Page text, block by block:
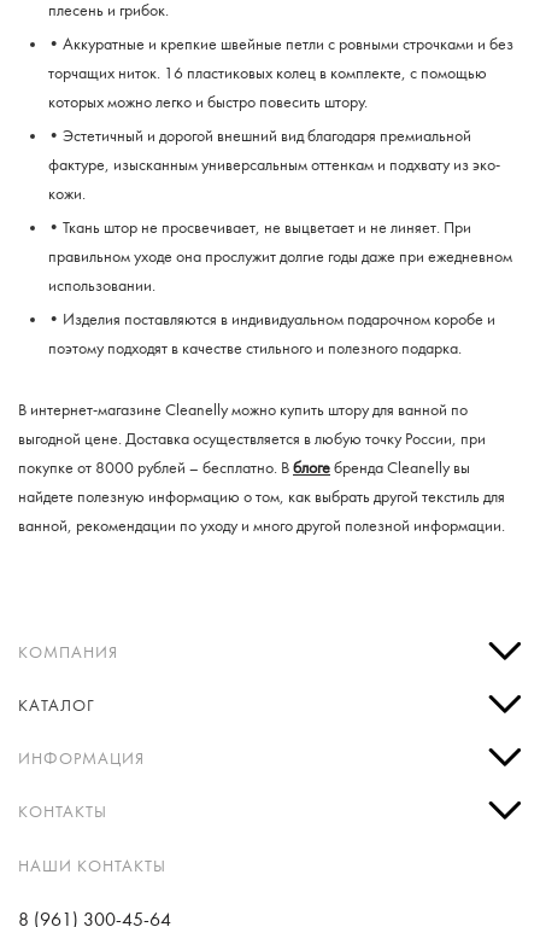
плесень и грибок.
• Аккуратные и крепкие швейные петли с ровными строчками и без
торчащих ниток. 16 пластиковых колец в комплекте, с помощью
которых можно легко и быстро повесить штору.
• Эстетичный и дорогой внешний вид благодаря премиальной
фактуре, изысканным универсальным оттенкам и подхвату из эко-
кожи.
• Ткань штор не просвечивает, не выцветает и не линяет. При
правильном уходе она прослужит долгие годы даже при ежедневном
использовании.
• Изделия поставляются в индивидуальном подарочном коробе и
поэтому подходят в качестве стильного и полезного подарка.
В интернет-магазине Cleanelly можно купить штору для ванной по
выгодной цене. Доставка осуществляется в любую точку России, при
покупке от 8000 рублей – бесплатно. Вблогебренда Cleanelly вы
найдете полезную информацию о том, как выбрать другой текстиль для
ванной, рекомендации по уходу и много другой полезной информации.
КОМПАНИЯ
КАТАЛОГ
ИНФОРМАЦИЯ
КОНТАКТЫ
НАШИ КОНТАКТЫ
8 (961) 300-45-64